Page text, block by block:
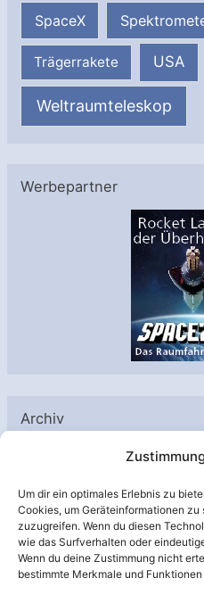
Um dir ein optimales Erlebnis zu
Cookies, um Geräteinformationen
zuzugreifen. Wenn du diesen
wie das Surfverhalten oder
Wenn du deine Zustimmung nicht
bestimmte Merkmale und
SpaceX
Trägerrakete USA
Weltraumteleskop
Werbepartner
Archiv
c
h
i
v
Unterstützt von: